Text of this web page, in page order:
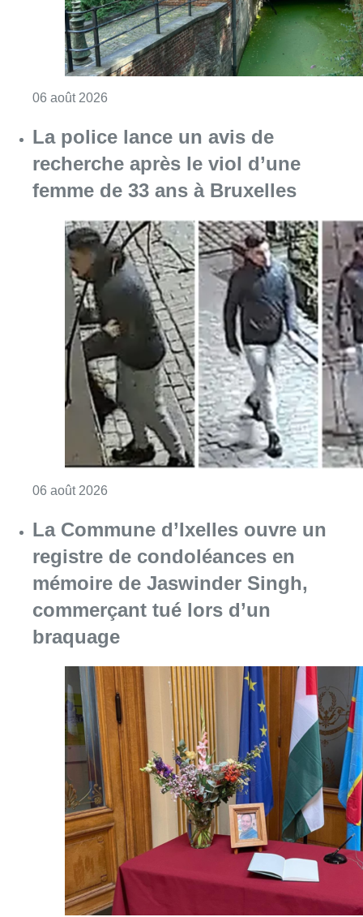
06 août 2026 Consulter l'article "La police lance un avis
La Commune d’Ixelles ouvre un
registre de condoléances en
mémoire de Jaswinder Singh,
commerçant tué lors d’un
braquage
06 août 2026 Consulter l'article "La Commune d’Ixelles
Partager l'article
FacebookTwitterWhatsApp
Share
07 octobre 2019- 15h50
Bruxelles
Égalité des Chances
Logement
News